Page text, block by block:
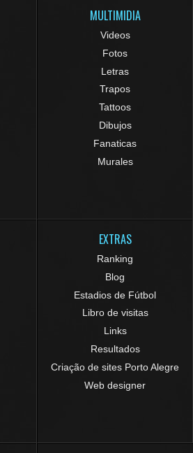
MULTIMIDIA
Videos
Fotos
Letras
Trapos
Tattoos
Dibujos
Fanaticas
Murales
EXTRAS
Ranking
Blog
Estadios de Fútbol
Libro de visitas
Links
Resultados
Criação de sites Porto Alegre
Web designer